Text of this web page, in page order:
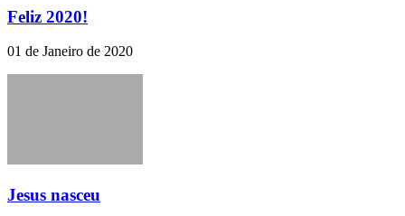
Feliz 2020!
01 de Janeiro de 2020
Jesus nasceu